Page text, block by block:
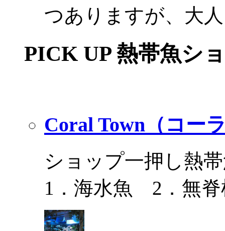
つありますが、大
PICK UP 熱帯魚シ
Coral Town（コー
ショップ一押し熱
1．海水魚 2．無脊